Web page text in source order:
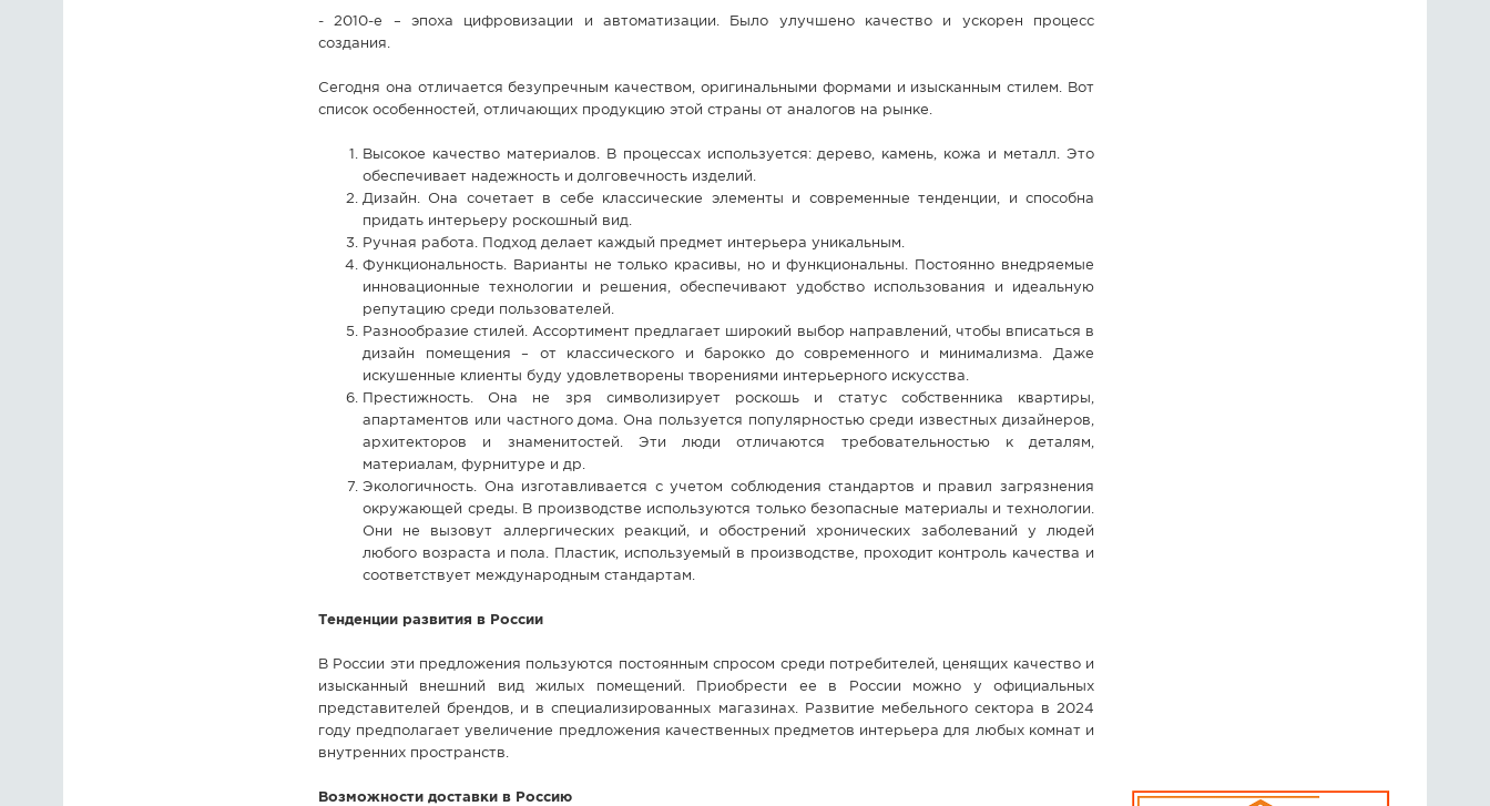
- 2010-е – эпоха цифровизации и автоматизации. Было улучшено качество и ускорен процесс
создания.
Сегодня она отличается безупречным качеством, оригинальными формами и изысканным стилем. Вот
список особенностей, отличающих продукцию этой страны от аналогов на рынке.
Высокое качество материалов. В процессах используется: дерево, камень, кожа и металл. Это
обеспечивает надежность и долговечность изделий.
Дизайн. Она сочетает в себе классические элементы и современные тенденции, и способна
придать интерьеру роскошный вид.
Ручная работа. Подход делает каждый предмет интерьера уникальным.
Функциональность. Варианты не только красивы, но и функциональны. Постоянно внедряемые
инновационные технологии и решения, обеспечивают удобство использования и идеальную
репутацию среди пользователей.
Разнообразие стилей. Ассортимент предлагает широкий выбор направлений, чтобы вписаться в
дизайн помещения – от классического и барокко до современного и минимализма. Даже
искушенные клиенты буду удовлетворены творениями интерьерного искусства.
Престижность. Она не зря символизирует роскошь и статус собственника квартиры,
апартаментов или частного дома. Она пользуется популярностью среди известных дизайнеров,
архитекторов и знаменитостей. Эти люди отличаются требовательностью к деталям,
материалам, фурнитуре и др.
Экологичность. Она изготавливается с учетом соблюдения стандартов и правил загрязнения
окружающей среды. В производстве используются только безопасные материалы и технологии.
Они не вызовут аллергических реакций, и обострений хронических заболеваний у людей
любого возраста и пола. Пластик, используемый в производстве, проходит контроль качества и
соответствует международным стандартам.
Тенденции развития в России
В России эти предложения пользуются постоянным спросом среди потребителей, ценящих качество и
изысканный внешний вид жилых помещений. Приобрести ее в России можно у официальных
представителей брендов, и в специализированных магазинах. Развитие мебельного сектора в 2024
году предполагает увеличение предложения качественных предметов интерьера для любых комнат и
внутренних пространств.
Возможности доставки в Россию